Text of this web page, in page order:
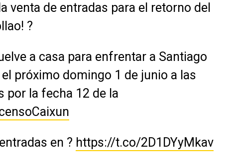
venta de entradas para el retorno del
?
a casa para enfrentar a Santiago
próximo domingo 1 de junio a las
por la fecha 12 de la
en ? https://t.co/2D1DYyMkav